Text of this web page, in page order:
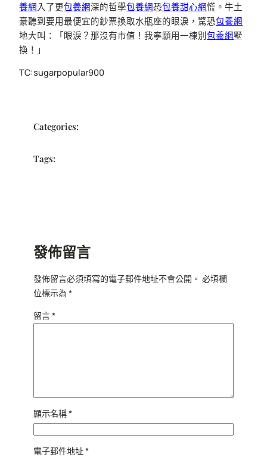
養網 入了更包養網深的哲學包養網恐包養甜心網慌。牛土
豪聽到要用最便宜的鈔票換取水瓶座的眼淚，驚恐包養網
地大叫：「眼淚？那沒有市值！我寧願用一棟別包養網墅
換！」
TC:sugarpopular900
Categories:
Tags:
發佈留言
發佈留言必須填寫的電子郵件地址不會公開。 必填欄
位標示為*
留言*
顯示名稱*
電子郵件地址*